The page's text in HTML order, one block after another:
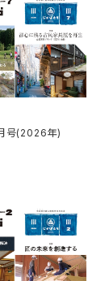
号(2026年)